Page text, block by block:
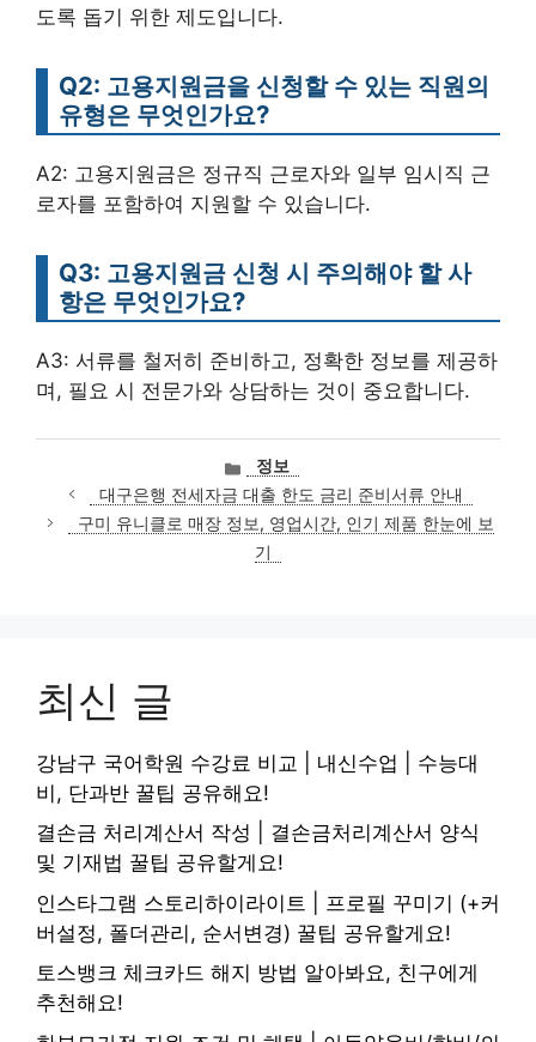
도록 돕기 위한 제도입니다.
Q2: 고용지원금을 신청할 수 있는 직원의
유형은 무엇인가요?
A2: 고용지원금은 정규직 근로자와 일부 임시직 근
로자를 포함하여 지원할 수 있습니다.
Q3: 고용지원금 신청 시 주의해야 할 사
항은 무엇인가요?
A3: 서류를 철저히 준비하고, 정확한 정보를 제공하
며, 필요 시 전문가와 상담하는 것이 중요합니다.
카
테
고
리
정보
대구은행 전세자금 대출 한도 금리 준비서류 안내
구미 유니클로 매장 정보, 영업시간, 인기 제품 한눈에 보
기
최신 글
강남구 국어학원 수강료 비교 | 내신수업 | 수능대
비, 단과반 꿀팁 공유해요!
결손금 처리계산서 작성 | 결손금처리계산서 양식
및 기재법 꿀팁 공유할게요!
인스타그램 스토리하이라이트 | 프로필 꾸미기 (+커
버설정, 폴더관리, 순서변경) 꿀팁 공유할게요!
토스뱅크 체크카드 해지 방법 알아봐요, 친구에게
추천해요!